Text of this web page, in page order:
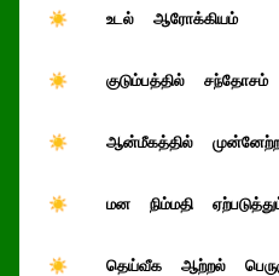
☀ உடல் ஆரோக்கியம்
☀ குடும்பத்தில் சந்தோசம்
☀ ஆன்மீகத்தில்
☀ மன நிம்மதி
☀ தெய்வீக ஆற்றல்